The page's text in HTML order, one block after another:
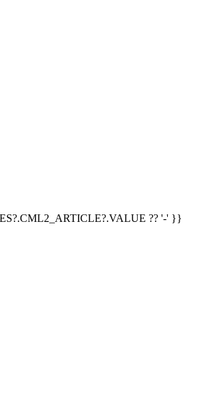
?? '-' }}